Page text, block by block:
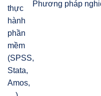
Phương pháp